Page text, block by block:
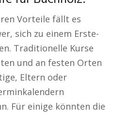
Vorteile fällt es
sich zu einem Erste-
Traditionelle Kurse
und an festen Orten
Eltern oder
Für einige könnten die